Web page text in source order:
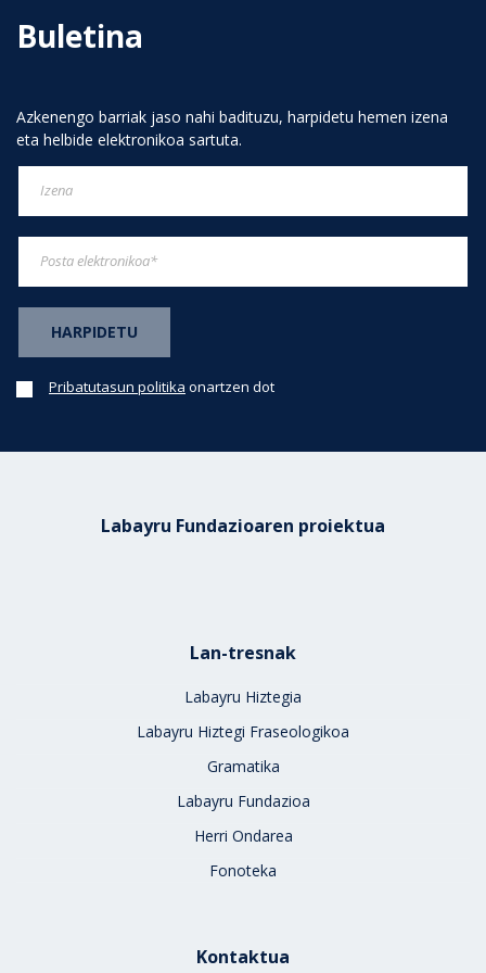
Buletina
Azkenengo barriak jaso nahi badituzu, harpidetu hemen izena
eta helbide elektronikoa sartuta.
Pribatutasun politika onartzen dot
Labayru Fundazioaren proiektua
Lan-tresnak
Labayru Hiztegia
Labayru Hiztegi Fraseologikoa
Gramatika
Labayru Fundazioa
Herri Ondarea
Fonoteka
Kontaktua